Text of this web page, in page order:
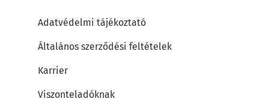
Adatvédelmi tájékoztató
Általános szerződési feltételek
Karrier
Viszonteladóknak